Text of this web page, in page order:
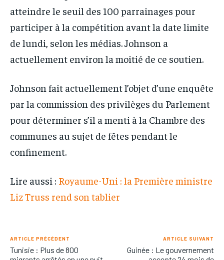
atteindre le seuil des 100 parrainages pour
participer à la compétition avant la date limite
de lundi, selon les médias. Johnson a
actuellement environ la moitié de ce soutien.
Johnson fait actuellement l’objet d’une enquête
par la commission des privilèges du Parlement
pour déterminer s’il a menti à la Chambre des
communes au sujet de fêtes pendant le
confinement.
Lire aussi : Royaume-Uni : la Première ministre
Liz Truss rend son tablier
ARTICLE PRÉCÉDENT
Tunisie : Plus de 800
ARTICLE SUIVANT
Guinée : Le gouvernement